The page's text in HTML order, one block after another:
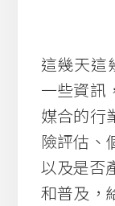
這幾天這
一些資訊
媒合的行
險評估、
以及是否
和普及，